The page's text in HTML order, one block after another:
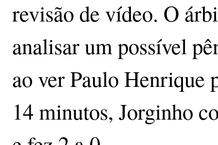
revisão de vídeo. O
analisar um possível
ao ver Paulo Henrique
14 minutos, Jorginho